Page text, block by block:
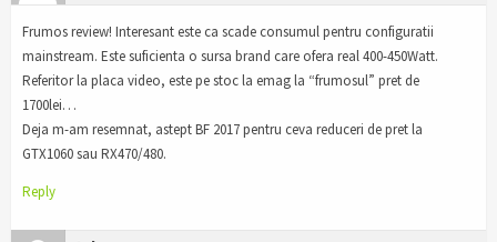
Frumos review! Interesant este ca scade consumul pentru configuratii
mainstream. Este suficienta o sursa brand care ofera real 400-450Watt.
Referitor la placa video, este pe stoc la emag la “frumosul” pret de
1700lei…
Deja m-am resemnat, astept BF 2017 pentru ceva reduceri de pret la
GTX1060 sau RX470/480.
Reply